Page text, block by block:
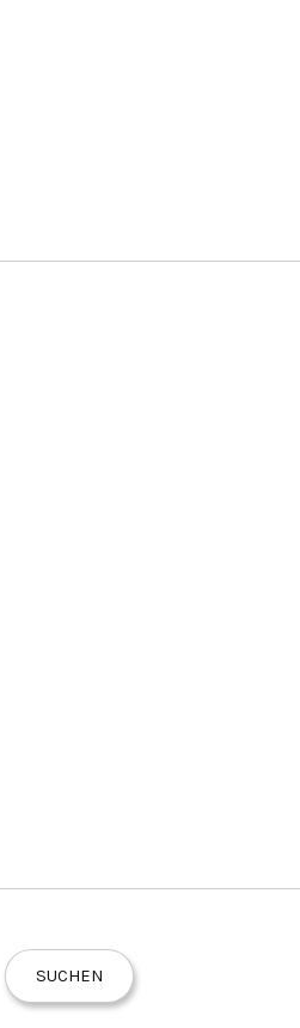
SUCHEN